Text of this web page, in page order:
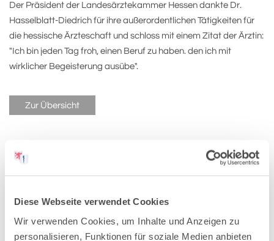
Diese Webseite verwendet Cookies
Wir verwenden Cookies, um Inhalte und Anzeigen zu
personalisieren, Funktionen für soziale Medien anbieten
Der Präsident der Landesärztekammer Hessen dankte Dr.
Hasselblatt-Diedrich für ihre außerordentlichen Tätigkeiten für
die hessische Ärzteschaft und schloss mit einem Zitat der Ärztin:
"Ich bin jeden Tag froh, einen Beruf zu haben. den ich mit
wirklicher Begeisterung ausübe".
Zur Übersicht
Pressemitteilungen-Archiv:
2026